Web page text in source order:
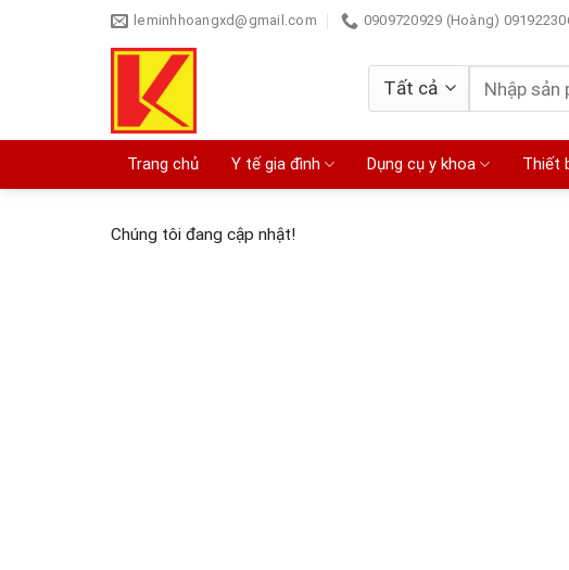
leminhhoangxd@gmail.com 0909720929 (Hoàng)
Tìm
kiếm:
Trang chủ Y tế gia đình Dụng cụ y khoa Thiết
Chúng tôi đang cập nhật!